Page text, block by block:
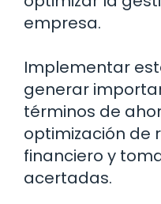
empresa.
Implementar
generar
términos de
optimización de
financiero y
acertadas.